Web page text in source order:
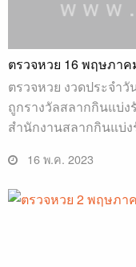
ตรวจหวย 16 พฤษภาค
ตรวจหวย งวดประจำ
ถูกรางวัลสลากกินแบ่ง
สำนักงานสลากกินแบ่ง
16 พ.ค. 2023